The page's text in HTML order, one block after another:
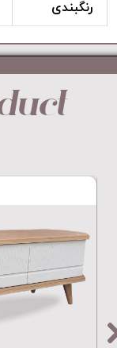
رنگبندی